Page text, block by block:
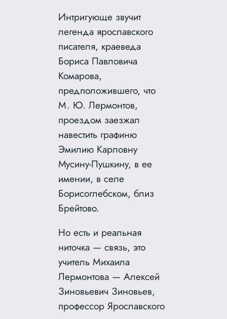
Интригующе звучит
легенда ярославского
писателя, краеведа
Бориса Павловича
Комарова,
предположившего, что
М. Ю. Лермонтов,
проездом заезжал
навестить графиню
Эмилию Карловну
Мусину-Пушкину, в ее
имении, в селе
Борисоглебском, близ
Брейтово.
Но есть и реальная
ниточка — связь, это
учитель Михаила
Лермонтова — Алексей
Зиновьевич Зиновьев,
профессор Ярославского